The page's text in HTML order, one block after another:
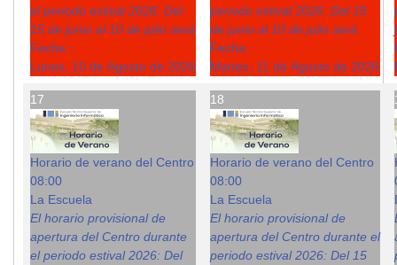
el periodo estival 2026: Del
15 de junio al 10 de julio será
Fecha :
Lunes, 10 de Agosto de 2026
periodo estival 2026: Del 15
de junio al 10 de julio será
Fecha :
Martes, 11 de Agosto de 2026
17
Horario de verano del Centro
08:00
La Escuela
El horario provisional de
apertura del Centro durante
el periodo estival 2026: Del
18
Horario de verano del Centro
08:00
La Escuela
El horario provisional de
apertura del Centro durante el
periodo estival 2026: Del 15